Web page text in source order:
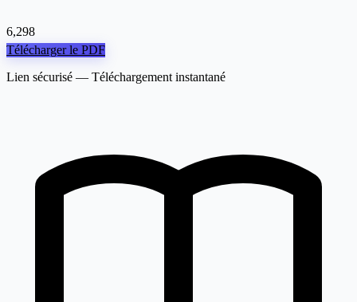
6,298
Télécharger le PDF
Lien sécurisé — Téléchargement instantané